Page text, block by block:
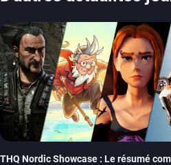
THQ Nordic Showcase : Le résumé